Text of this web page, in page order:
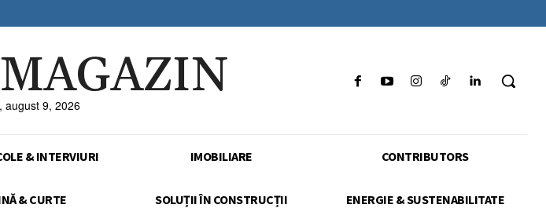
august 9, 2026
& INTERVIURI IMOBILIARE CONTRIBUTORS
& CURTE SOLUȚII ÎN CONSTRUCȚII ENERGIE & SUSTENABILITATE